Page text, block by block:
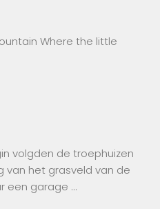
Where the little
volgden de troephuizen
van het grasveld van de
een garage …